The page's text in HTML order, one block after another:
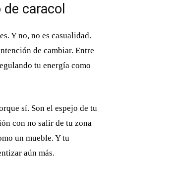
caracol
Y no, no es casualidad.
de cambiar. Entre
tu energía como
sí. Son el espejo de tu
con no salir de tu zona
un mueble. Y tu
aún más.